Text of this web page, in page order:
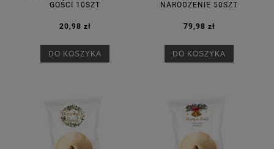
GOŚCI 10SZT
20,98 zł
DO KOSZYKA
NARODZENIE 50SZT
79,98 zł
DO KOSZYKA